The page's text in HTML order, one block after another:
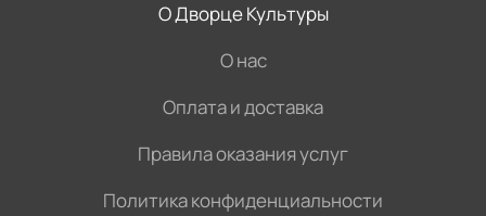
О Дворце Культуры
О нас
Оплата и доставка
Правила оказания услуг
Политика конфиденциальности